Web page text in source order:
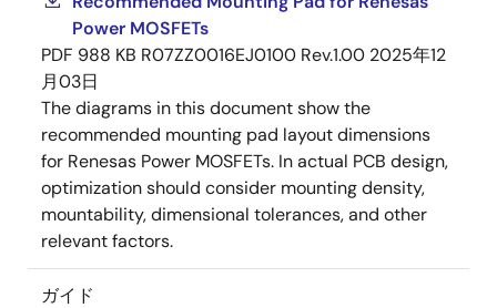
Power MOSFETs
PDF 988 KB R07ZZ0016EJ0100 Rev.1.00 2025年12
月03日
The diagrams in this document show the
recommended mounting pad layout dimensions
for Renesas Power MOSFETs. In actual PCB design,
optimization should consider mounting density,
mountability, dimensional tolerances, and other
relevant factors.
ガイド